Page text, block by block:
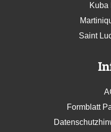
Kuba
Saint
Formblatt